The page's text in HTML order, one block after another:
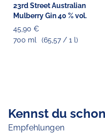
23rd Street Australian
Mulberry Gin 40 % vol.
45,90 €
700 ml
(65,57 / 1 l)
Kennst du
Empfehlungen